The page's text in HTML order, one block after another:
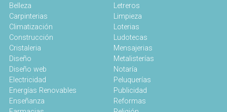
Belleza
Carpinterias
Climatización
Construcción
Cristaleria
Diseño
Diseño web
Electricidad
Energías Renovables
Enseñanza
Letreros
Limpieza
Loterias
Ludotecas
Mensajerias
Metalisterías
Notaría
Peluquerías
Publicidad
Reformas